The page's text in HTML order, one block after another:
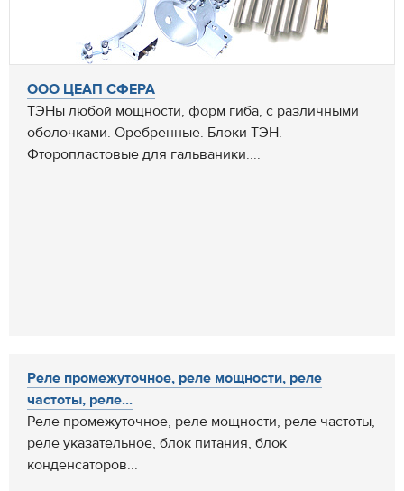
ООО ЦЕАП СФЕРА
ТЭНы любой мощности, форм гиба, с различными
оболочками. Оребренные. Блоки ТЭН.
Фторопластовые для гальваники....
Реле промежуточное, реле мощности, реле
частоты, реле...
Реле промежуточное, реле мощности, реле частоты,
реле указательное, блок питания, блок
конденсаторов...